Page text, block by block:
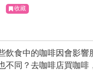
收藏
飲食中的咖啡因會影響
不同？去咖啡店買咖啡